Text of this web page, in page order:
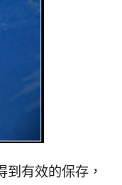
有效的保存，